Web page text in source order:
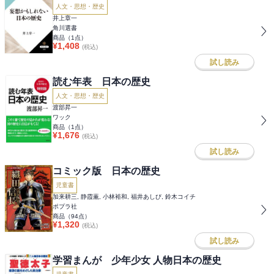
人文・思想・歴史
井上章一
角川選書
商品（1 点）
¥1,408 (税込)
試し読み
読む年表 日本の歴史
人文・思想・歴史
渡部昇一
ワック
商品（1 点）
¥1,676 (税込)
試し読み
コミック版 日本の歴史
児童書
加来耕三, 静霞薫, 小林裕和, 福井あしび, 鈴木コイチ
ポプラ社
商品（94点）
¥1,320 (税込)
試し読み
学習まんが 少年少女 人物日本の歴史